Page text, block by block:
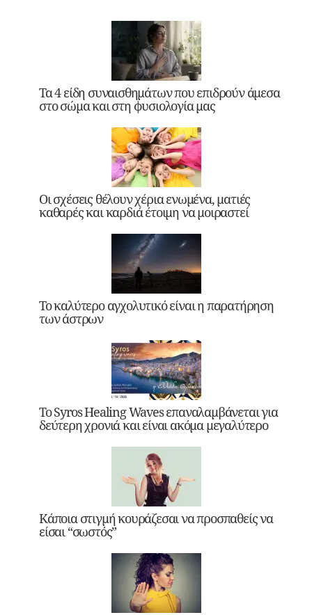
Τα 4 είδη συναισθημάτων που επιδρούν άμεσα
στο σώμα και στη φυσιολογία μας
Οι σχέσεις θέλουν χέρια ενωμένα, ματιές
καθαρές και καρδιά έτοιμη να μοιραστεί
Το καλύτερο αγχολυτικό είναι η παρατήρηση
των άστρων
Το Syros Healing Waves επαναλαμβάνεται για
δεύτερη χρονιά και είναι ακόμα μεγαλύτερο
Κάποια στιγμή κουράζεσαι να προσπαθείς να
είσαι “σωστός”